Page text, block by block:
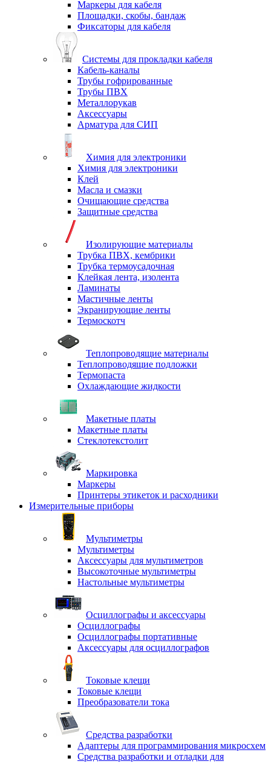
Маркеры для кабеля
Площадки, скобы, бандаж
Фиксаторы для кабеля
Системы для прокладки кабеля
Кабель-каналы
Трубы гофрированные
Трубы ПВХ
Металлорукав
Аксессуары
Арматура для СИП
Химия для электроники
Химия для электроники
Клей
Масла и смазки
Очищающие средства
Защитные средства
Изолирующие материалы
Трубка ПВХ, кембрики
Трубка термоусадочная
Клейкая лента, изолента
Ламинаты
Мастичные ленты
Экранирующие ленты
Термоскотч
Теплопроводящие материалы
Теплопроводящие подложки
Термопаста
Охлаждающие жидкости
Макетные платы
Макетные платы
Стеклотекстолит
Маркировка
Маркеры
Принтеры этикеток и расходники
Измерительные приборы
Мультиметры
Мультиметры
Аксессуары для мультиметров
Высокоточные мультиметры
Настольные мультиметры
Осциллографы и аксессуары
Осциллографы
Осциллографы портативные
Аксессуары для осциллографов
Токовые клещи
Токовые клещи
Преобразователи тока
Средства разработки
Адаптеры для программирования микросхем
Средства разработки и отладки для